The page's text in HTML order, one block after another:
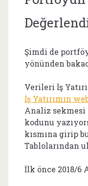
Şimdi de
yönünden
Verileri İş
İş Yatırımın
Analiz sekmesi
kodunu
kısmına girip
Tablolarından
İlk önce 2018/6